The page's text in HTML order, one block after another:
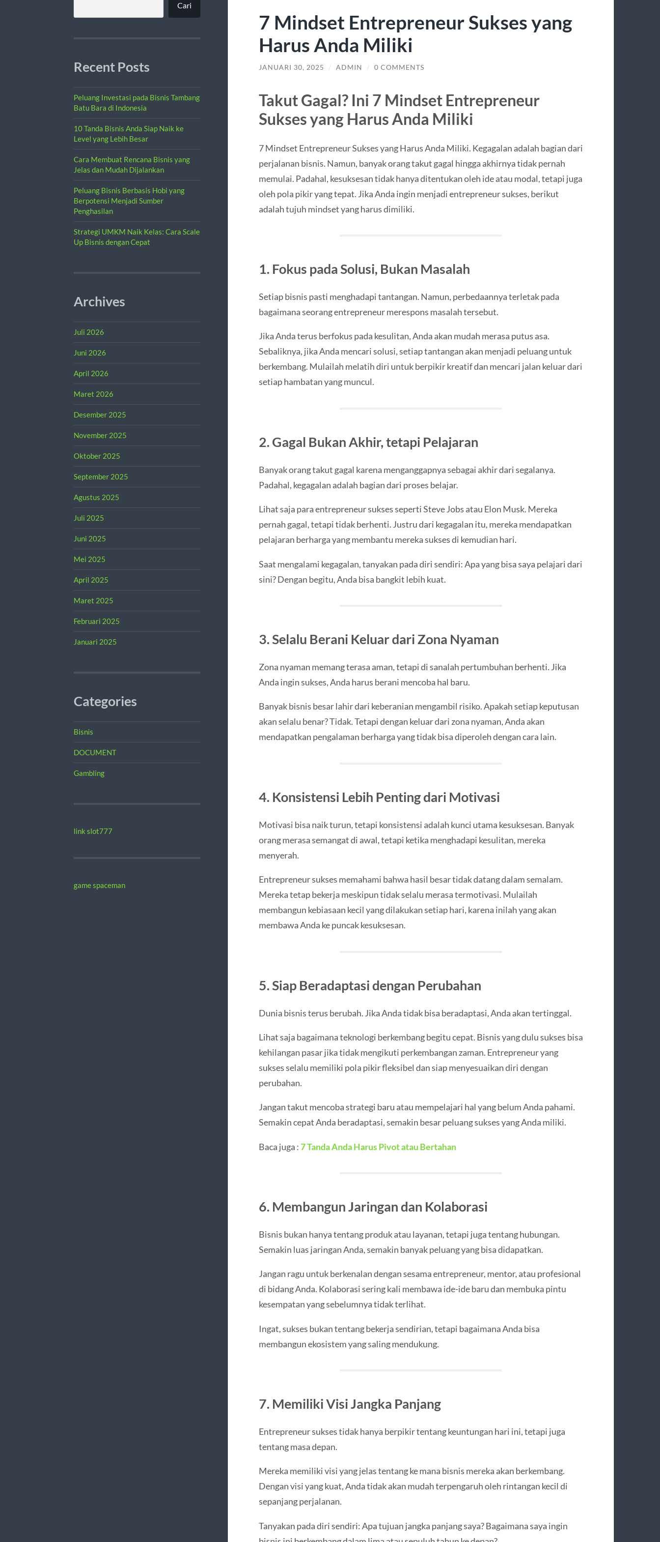
Cari
Recent Posts
Peluang Investasi pada Bisnis Tambang
Batu Bara di Indonesia
10 Tanda Bisnis Anda Siap Naik ke
Level yang Lebih Besar
Cara Membuat Rencana Bisnis yang
Jelas dan Mudah Dijalankan
Peluang Bisnis Berbasis Hobi yang
Berpotensi Menjadi Sumber
Penghasilan
Strategi UMKM Naik Kelas: Cara Scale
Up Bisnis dengan Cepat
Archives
Juli 2026
Juni 2026
April 2026
Maret 2026
Desember 2025
November 2025
Oktober 2025
September 2025
Agustus 2025
Juli 2025
Juni 2025
Mei 2025
April 2025
Maret 2025
Februari 2025
Januari 2025
Categories
Bisnis
DOCUMENT
Gambling
link slot777
game spaceman
7 Mindset Entrepreneur Sukses yang
Harus Anda Miliki
JANUARI 30, 2025 / ADMIN / 0 COMMENTS
Takut Gagal? Ini 7 Mindset Entrepreneur
Sukses yang Harus Anda Miliki
7 Mindset Entrepreneur Sukses yang Harus Anda Miliki. Kegagalan adalah bagian dari
perjalanan bisnis. Namun, banyak orang takut gagal hingga akhirnya tidak pernah
memulai. Padahal, kesuksesan tidak hanya ditentukan oleh ide atau modal, tetapi juga
oleh pola pikir yang tepat. Jika Anda ingin menjadi entrepreneur sukses, berikut
adalah tujuh mindset yang harus dimiliki.
1. Fokus pada Solusi, Bukan Masalah
Setiap bisnis pasti menghadapi tantangan. Namun, perbedaannya terletak pada
bagaimana seorang entrepreneur merespons masalah tersebut.
Jika Anda terus berfokus pada kesulitan, Anda akan mudah merasa putus asa.
Sebaliknya, jika Anda mencari solusi, setiap tantangan akan menjadi peluang untuk
berkembang. Mulailah melatih diri untuk berpikir kreatif dan mencari jalan keluar dari
setiap hambatan yang muncul.
2. Gagal Bukan Akhir, tetapi Pelajaran
Banyak orang takut gagal karena menganggapnya sebagai akhir dari segalanya.
Padahal, kegagalan adalah bagian dari proses belajar.
Lihat saja para entrepreneur sukses seperti Steve Jobs atau Elon Musk. Mereka
pernah gagal, tetapi tidak berhenti. Justru dari kegagalan itu, mereka mendapatkan
pelajaran berharga yang membantu mereka sukses di kemudian hari.
Saat mengalami kegagalan, tanyakan pada diri sendiri: Apa yang bisa saya pelajari dari
sini? Dengan begitu, Anda bisa bangkit lebih kuat.
3. Selalu Berani Keluar dari Zona Nyaman
Zona nyaman memang terasa aman, tetapi di sanalah pertumbuhan berhenti. Jika
Anda ingin sukses, Anda harus berani mencoba hal baru.
Banyak bisnis besar lahir dari keberanian mengambil risiko. Apakah setiap keputusan
akan selalu benar? Tidak. Tetapi dengan keluar dari zona nyaman, Anda akan
mendapatkan pengalaman berharga yang tidak bisa diperoleh dengan cara lain.
4. Konsistensi Lebih Penting dari Motivasi
Motivasi bisa naik turun, tetapi konsistensi adalah kunci utama kesuksesan. Banyak
orang merasa semangat di awal, tetapi ketika menghadapi kesulitan, mereka
menyerah.
Entrepreneur sukses memahami bahwa hasil besar tidak datang dalam semalam.
Mereka tetap bekerja meskipun tidak selalu merasa termotivasi. Mulailah
membangun kebiasaan kecil yang dilakukan setiap hari, karena inilah yang akan
membawa Anda ke puncak kesuksesan.
5. Siap Beradaptasi dengan Perubahan
Dunia bisnis terus berubah. Jika Anda tidak bisa beradaptasi, Anda akan tertinggal.
Lihat saja bagaimana teknologi berkembang begitu cepat. Bisnis yang dulu sukses bisa
kehilangan pasar jika tidak mengikuti perkembangan zaman. Entrepreneur yang
sukses selalu memiliki pola pikir fleksibel dan siap menyesuaikan diri dengan
perubahan.
Jangan takut mencoba strategi baru atau mempelajari hal yang belum Anda pahami.
Semakin cepat Anda beradaptasi, semakin besar peluang sukses yang Anda miliki.
Baca juga :7 Tanda Anda Harus Pivot atau Bertahan
6. Membangun Jaringan dan Kolaborasi
Bisnis bukan hanya tentang produk atau layanan, tetapi juga tentang hubungan.
Semakin luas jaringan Anda, semakin banyak peluang yang bisa didapatkan.
Jangan ragu untuk berkenalan dengan sesama entrepreneur, mentor, atau profesional
di bidang Anda. Kolaborasi sering kali membawa ide-ide baru dan membuka pintu
kesempatan yang sebelumnya tidak terlihat.
Ingat, sukses bukan tentang bekerja sendirian, tetapi bagaimana Anda bisa
membangun ekosistem yang saling mendukung.
7. Memiliki Visi Jangka Panjang
Entrepreneur sukses tidak hanya berpikir tentang keuntungan hari ini, tetapi juga
tentang masa depan.
Mereka memiliki visi yang jelas tentang ke mana bisnis mereka akan berkembang.
Dengan visi yang kuat, Anda tidak akan mudah terpengaruh oleh rintangan kecil di
sepanjang perjalanan.
Tanyakan pada diri sendiri: Apa tujuan jangka panjang saya? Bagaimana saya ingin